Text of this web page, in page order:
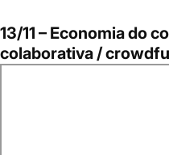
13/11 – Economia do
colaborativa /